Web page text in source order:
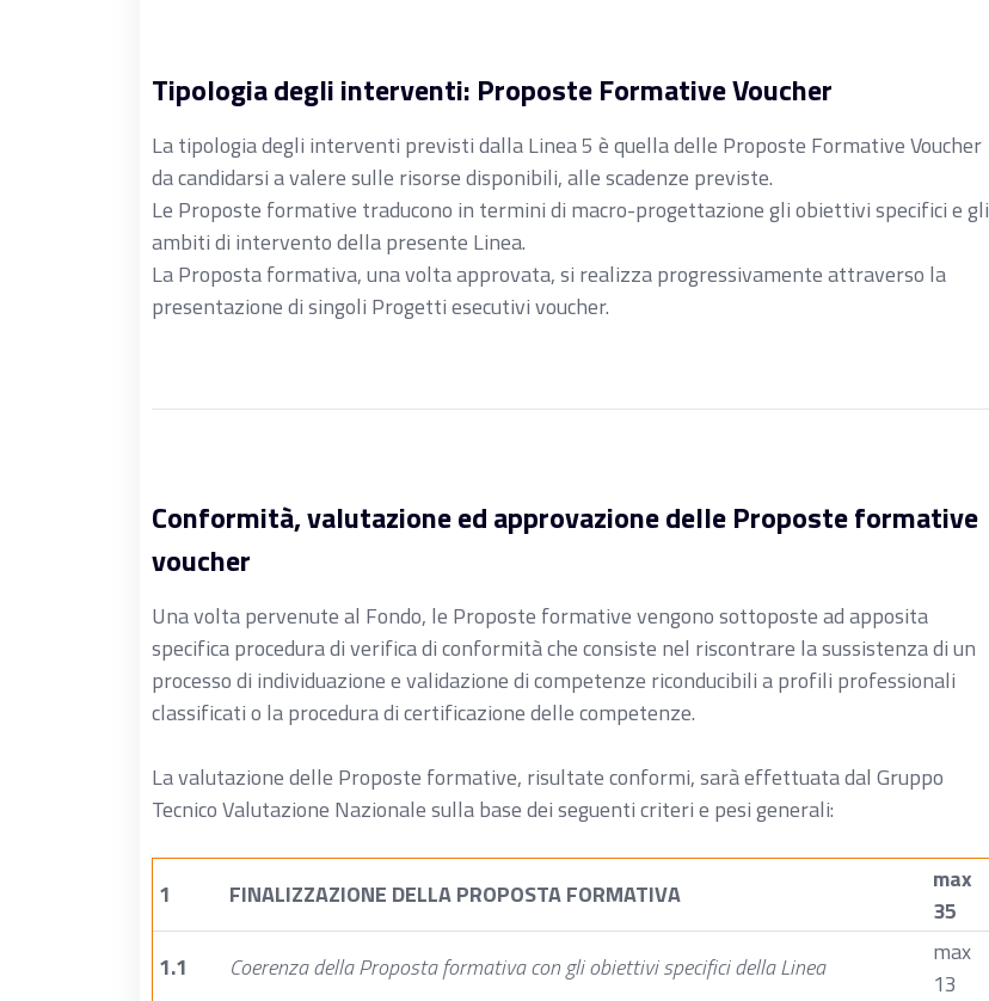
Tipologia degli interventi: Proposte Formative Voucher
La tipologia degli interventi previsti dalla Linea 5 è quella delle Proposte Formative Voucher
da candidarsi a valere sulle risorse disponibili, alle scadenze previste.
Le Proposte formative traducono in termini di macro-progettazione gli obiettivi specifici e gli
ambiti di intervento della presente Linea.
La Proposta formativa, una volta approvata, si realizza progressivamente attraverso la
presentazione di singoli Progetti esecutivi voucher.
Conformità, valutazione ed approvazione delle Proposte formative
voucher
Una volta pervenute al Fondo, le Proposte formative vengono sottoposte ad apposita
specifica procedura di verifica di conformità che consiste nel riscontrare la sussistenza di un
processo di individuazione e validazione di competenze riconducibili a profili professionali
classificati o la procedura di certificazione delle competenze.
La valutazione delle Proposte formative, risultate conformi, sarà effettuata dal Gruppo
Tecnico Valutazione Nazionale sulla base dei seguenti criteri e pesi generali:
1 FINALIZZAZIONE DELLA PROPOSTA FORMATIVA
max
35
1.1
Coerenza della Proposta formativa con gli obiettivi specifici della Linea
max
13